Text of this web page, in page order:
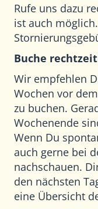
Rufe uns dazu
ist auch
Buche
Wir empfehlen
Wochen vor
zu buchen.
Wochenende
Wenn Du
auch gerne bei
nachschauen.
den nächsten
eine Übersicht